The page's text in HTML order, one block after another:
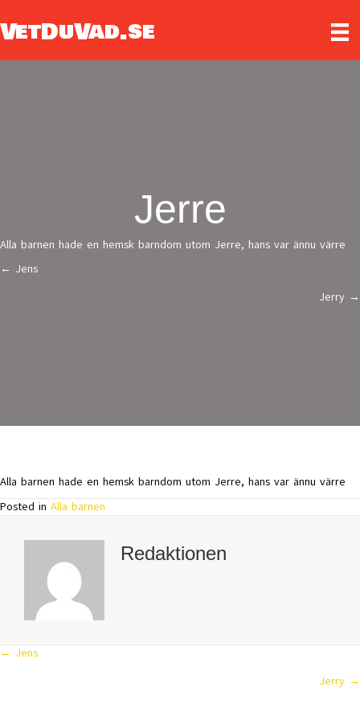
VetDuVad.se
Jerre
Alla barnen hade en hemsk barndom utom Jerre, hans var ännu värre
Posts
← Jens
Jerry →
Alla barnen hade en hemsk barndom utom Jerre, hans var ännu värre
Posted in Alla barnen
Redaktionen
Posts
← Jens
Jerry →